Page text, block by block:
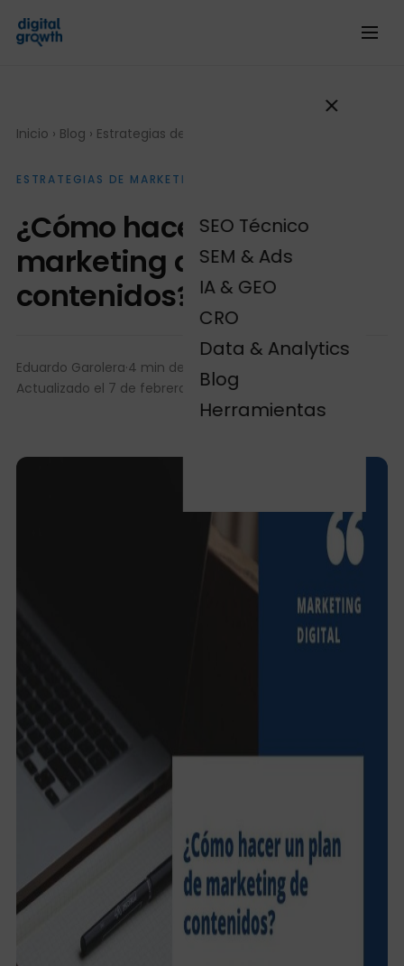
SEO Técnico
SEM & Ads
IA & GEO
CRO
Data & Analytics
Blog
Herramientas
Inicio › Blog › Estrategias de marketing contenidos
ESTRATEGIAS DE MARKETING CONTENIDOS
¿Cómo hacer un plan de
marketing de
contenidos?
Eduardo Garolera·4 min de lectura
Actualizado el 7 de febrero de 2020